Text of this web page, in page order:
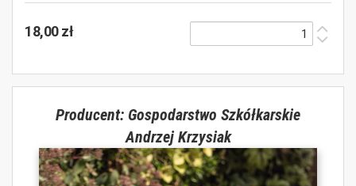
18,00 zł
Producent: Gospodarstwo Szkółkarskie
Andrzej Krzysiak